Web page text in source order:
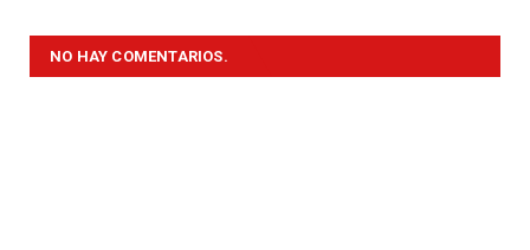
NO HAY COMENTARIOS.